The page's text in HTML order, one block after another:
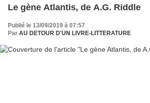
Le gène Atlantis, de A.G. Riddle
Publié le 13/09/2019 à 07:57
Par AU DETOUR D'UN LIVRE-LITTERATURE